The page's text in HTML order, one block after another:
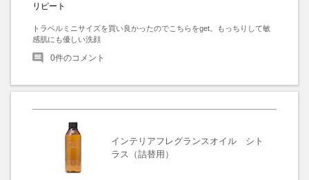
リピート
トラベルミニサイズを買い良かったのでこちらをget。もっちりして敏
感肌にも優しい洗顔
0件のコメント
インテリアフレグランスオイル シト
ラス（詰替用）